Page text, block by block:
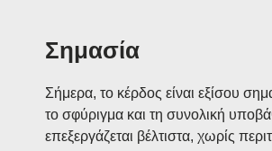
Σημασία
Σήμερα, το κέρδος είναι εξίσου
το σφύριγμα και τη συνολική
επεξεργάζεται βέλτιστα, χωρίς